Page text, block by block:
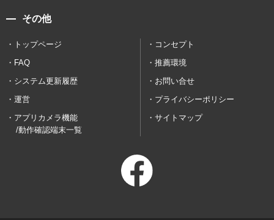
その他
トップページ
コンセプト
FAQ
推薦環境
システム更新履歴
お問い合せ
運営
プライバシーポリシー
アプリカメラ機能
/動作確認端末一覧
サイトマップ